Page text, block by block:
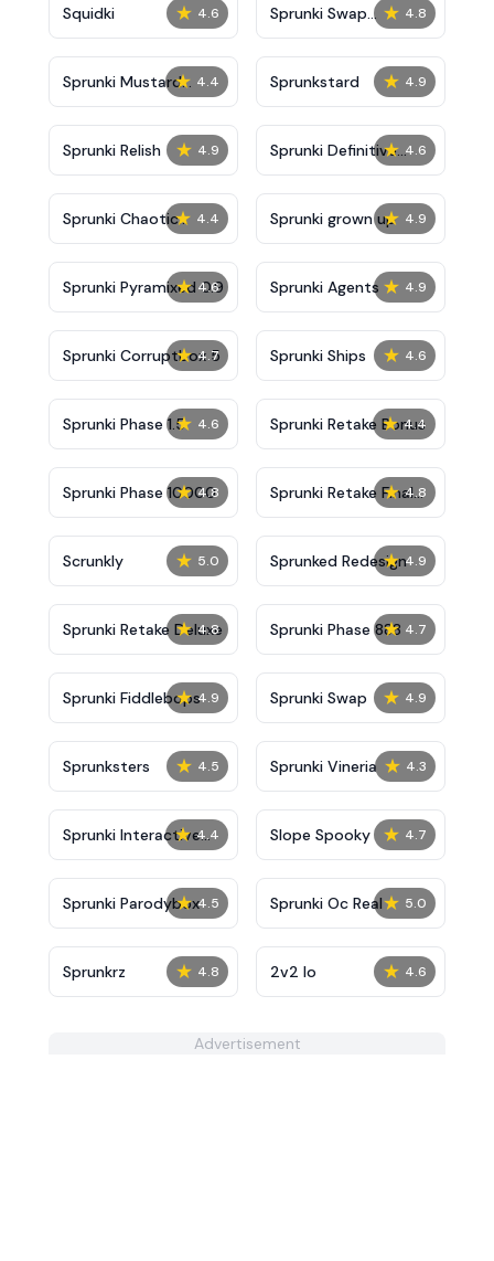
★ 4.6
Squidki ★ 4.8
Sprunki Swap
Showcase
★ 4.4
Sprunki Mustard
Phase 2
★ 4.9
Sprunkstard
★ 4.9
Sprunki Relish ★ 4.6
Sprunki Definitive
Phase 7
★ 4.4
Sprunki Chaotic
Good
★ 4.9
Sprunki grown up
★ 4.6
Sprunki Pyramixed 0.9 ★ 4.9
Sprunki Agents
★ 4.7
Sprunki Corruptbox 5 ★ 4.6
Sprunki Ships
★ 4.6
Sprunki Phase 1.5 ★ 4.4
Sprunki Retake Bonus
★ 4.8
Sprunki Phase 10000 ★ 4.8
Sprunki Retake Final
Update
★ 5.0
Scrunkly ★ 4.9
Sprunked Redesign
★ 4.8
Sprunki Retake Deluxe ★ 4.7
Sprunki Phase 888
★ 4.9
Sprunki Fiddlebops ★ 4.9
Sprunki Swap
★ 4.5
Sprunksters ★ 4.3
Sprunki Vineria
★ 4.4
Sprunki Interactive
Tunner
★ 4.7
Slope Spooky
★ 4.5
Sprunki Parodybox ★ 5.0
Sprunki Oc Real
★ 4.8
Sprunkrz ★ 4.6
2v2 Io
Advertisement